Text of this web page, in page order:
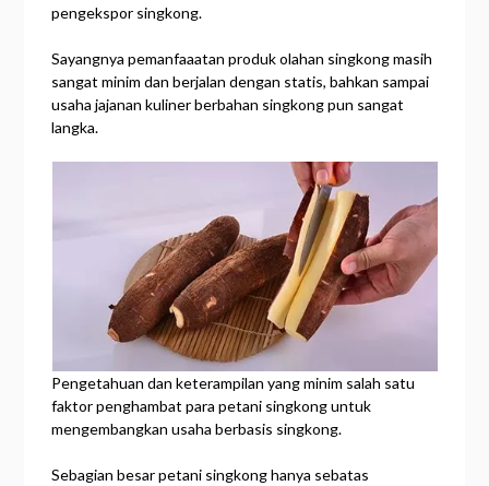
pengekspor singkong.
Sayangnya pemanfaaatan produk olahan singkong masih
sangat minim dan berjalan dengan statis, bahkan sampai
usaha jajanan kuliner berbahan singkong pun sangat
langka.
Pengetahuan dan keterampilan yang minim salah satu
faktor penghambat para petani singkong untuk
mengembangkan usaha berbasis singkong.
Sebagian besar petani singkong hanya sebatas